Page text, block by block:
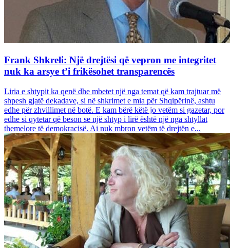
Frank Shkreli: Një drejtësi që vepron me integritet
nuk ka arsye t’i frikësohet transparencës
Liria e shtypit ka qenë dhe mbetet një nga temat që kam trajtuar më
shpesh gjatë dekadave, si në shkrimet e mia për Shqipërinë, ashtu
edhe për zhvillimet në botë. E kam bërë këtë jo vetëm si gazetar, por
edhe si qytetar që beson se një shtyp i lirë është një nga shtyllat
themelore të demokracisë. Ai nuk mbron vetëm të drejtën e...